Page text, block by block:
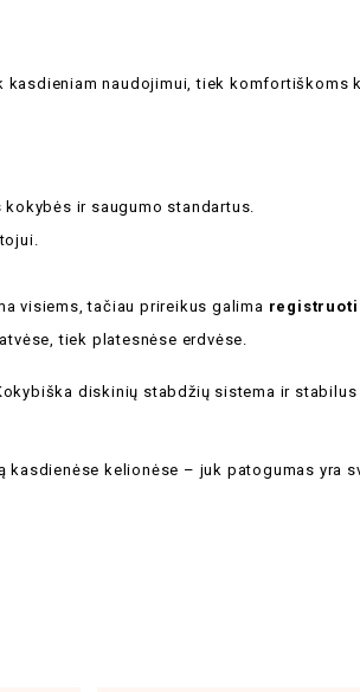
naudojimui, tiek komfortiškoms
ir saugumo standartus.
visiems, tačiau prireikus galima registruoti
tiek platesnėse erdvėse.
diskinių stabdžių sistema ir
kelionėse – juk patogumas yra